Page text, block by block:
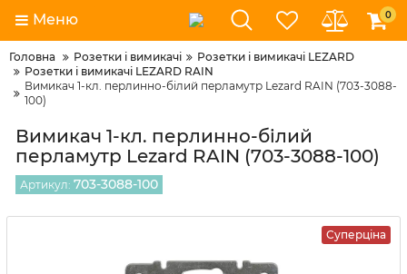
Меню 0
Головна Розетки і вимикачі
Розетки і вимикачі LEZARD
Розетки і вимикачі LEZARD RAIN
Вимикач 1-кл. перлинно-білий перламутр Lezard RAIN (703-3088-
100)
Вимикач 1-кл. перлинно-білий
перламутр Lezard RAIN (703-3088-100)
Артикул: 703-3088-100
Суперціна